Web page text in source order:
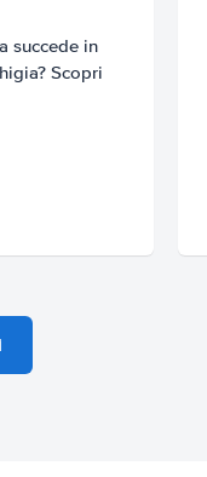
succede in
Scopri